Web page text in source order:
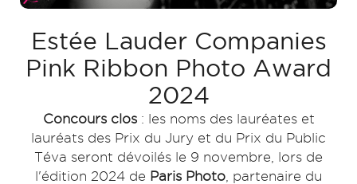
Estée Lauder Companies
Pink Ribbon Photo Award
2024
Concours clos: les noms des lauréates et
lauréats des Prix du Jury et du Prix du Public
Téva seront dévoilés le 9 novembre, lors de
l'édition 2024 de Paris Photo , partenaire du